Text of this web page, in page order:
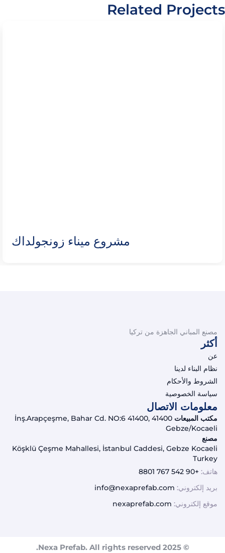
Related
مشروع ميناء زونجولداك
مصنع المباني الجاهزة من تركيا
أكثر
عن
نظام البناء لدينا
الشروط والأحكام
سياسة الخصوصية
معلومات الاتصال
مكتب المبيعات İnş.Arapçeşme, Bahar Cd. NO:6 41400, 41400
Gebze/Kocaeli
مصنع
Köşklü Çeşme Mahallesi, İstanbul Caddesi, Gebze Kocaeli
Turkey
هاتف:+90 542 767 8801
بريد إلكتروني: info@nexaprefab.com
موقع إلكتروني: nexaprefab.com
© 2025 Nexa Prefab. All rights reserved.